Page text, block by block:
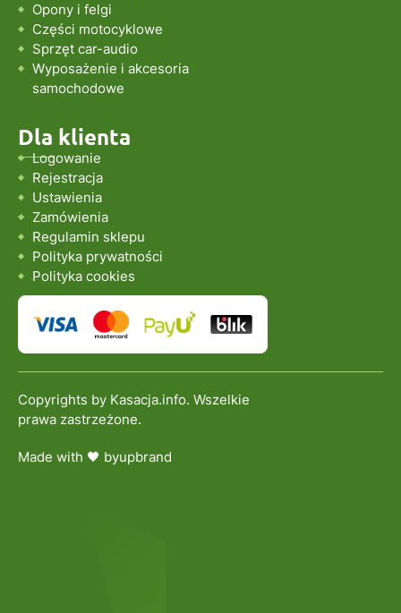
Opony i felgi
Części motocyklowe
Sprzęt car-audio
Wyposażenie i akcesoria
samochodowe
Dla klienta
Logowanie
Rejestracja
Ustawienia
Zamówienia
Regulamin sklepu
Polityka prywatności
Polityka cookies
Copyrights by Kasacja.info. Wszelkie
prawa zastrzeżone.
Made with 🖤 byupbrand